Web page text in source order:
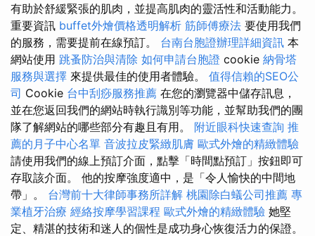
有助於舒緩緊張的肌肉，並提高肌肉的靈活性和活動能力。
重要資訊 buffet外燴價格透明解析 筋師傅療法 要使用我們
的服務，需要提前在線預訂。 台南台胞證辦理詳細資訊 本
網站使用 跳蚤防治與清除 如何申請台胞證 cookie 納骨塔
服務與選擇 來提供最佳的使用者體驗。 值得信賴的SEO公
司 Cookie 台中刮痧服務推薦 在您的瀏覽器中儲存訊息，
並在您返回我們的網站時執行識別等功能，並幫助我們的團
隊了解網站的哪些部分有趣且有用。 附近眼科快速查詢 推
薦的月子中心名單 音波拉皮緊緻肌膚 歐式外燴的精緻體驗
請使用我們的線上預訂介面，點擊「時間點預訂」按鈕即可
存取該介面。 他的按摩強度適中，是「令人愉快的中間地
帶」。 台灣前十大律師事務所詳解 桃園除白蟻公司推薦 專
業植牙治療 經絡按摩學習課程 歐式外燴的精緻體驗 她堅
定、精湛的技術和迷人的個性是成功身心恢復活力的保證。